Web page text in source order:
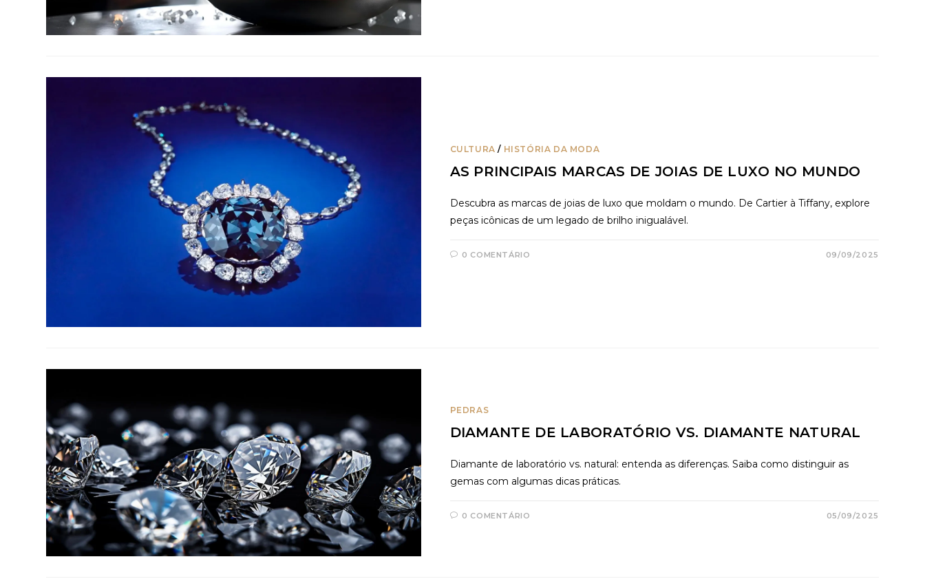
CULTURA / HISTÓRIA DA MODA
AS PRINCIPAIS MARCAS DE JOIAS DE LUXO NO MUNDO
Descubra as marcas de joias de luxo que moldam o mundo. De Cartier à Tiffany, explore
peças icônicas de um legado de brilho inigualável.
0 COMENTÁRIO 09/09/2025
PEDRAS
DIAMANTE DE LABORATÓRIO VS. DIAMANTE NATURAL
Diamante de laboratório vs. natural: entenda as diferenças. Saiba como distinguir as
gemas com algumas dicas práticas.
0 COMENTÁRIO 05/09/2025